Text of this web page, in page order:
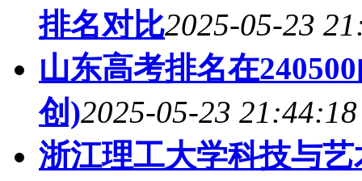
排名对比2025-05-23
山东高考排名在
创)2025-05-23 21:44:18
浙江理工大学科技与